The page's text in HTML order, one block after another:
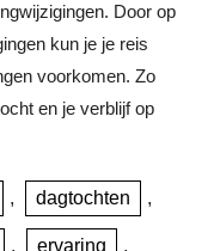
Door op
kun je je reis
voorkomen. Zo
en je verblijf op
, dagtochten ,
, ervaring ,